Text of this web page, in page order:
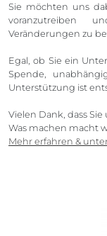
Sie möchten uns
voranzutreiben
Veränderungen zu
Egal, ob Sie ein
Spende,
Unterstützung ist
Vielen Dank, dass
Was machen macht
Mehr erfahren &